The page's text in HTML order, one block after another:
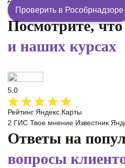
Проверить в Рособрнадзоре
Посмотрите,
и наших курсах
5,0
Рейтинг Яндекс.Карты
2 ГИС Твое мнение Известник
Ответы на
вопросы